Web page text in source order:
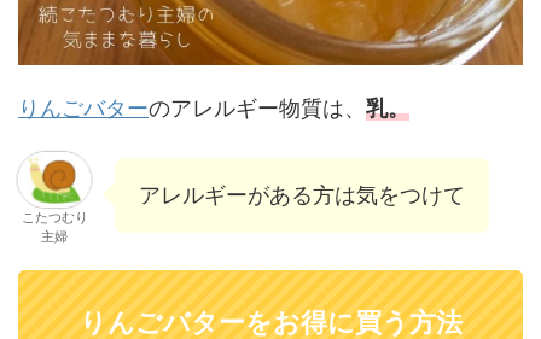
りんごバターのアレルギー物質は、 乳。
こたつむり
主婦
アレルギーがある方は気をつけて
りんごバターをお得に買う方法